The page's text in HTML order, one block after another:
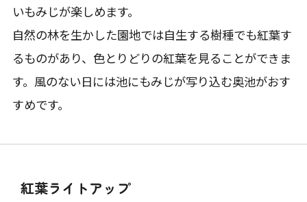
いもみじが楽しめます。
自然の林を生かした園地では自生する樹種でも紅葉す
るものがあり、色とりどりの紅葉を見ることができま
す。風のない日には池にもみじが写り込む奥池がおす
すめです。
紅葉ライトアップ